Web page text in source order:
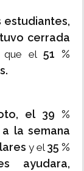
cerrada
que el51 %
el 39 %
la semana
y el 35 %
ayudara,